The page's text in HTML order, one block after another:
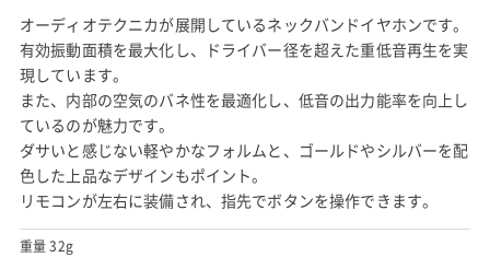
オーディオテクニカが展開しているネックバンドイヤホンです。
有効振動面積を最大化し、ドライバー径を超えた重低音再生を実
現しています。
また、内部の空気のバネ性を最適化し、低音の出力能率を向上し
ているのが魅力です。
ダサいと感じない軽やかなフォルムと、ゴールドやシルバーを配
色した上品なデザインもポイント。
リモコンが左右に装備され、指先でボタンを操作できます。
重量 32g